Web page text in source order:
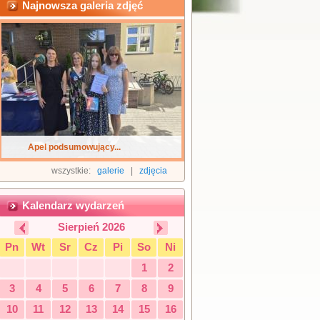
Najnowsza galeria zdjęć
Apel podsumowujący...
zdjęcia
galerie
wszystkie:
Kalendarz wydarzeń
Sierpień 2026
Pn
Wt Sr Cz Pi So
Ni
1
2
3
4 5 6 7 8
9
10
11 12 13 14 15 16